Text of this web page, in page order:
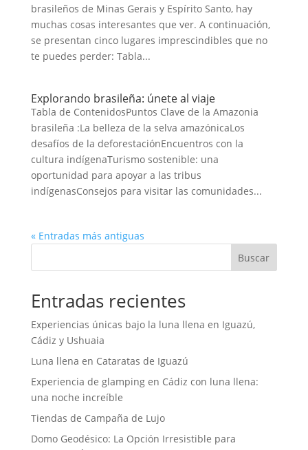
brasileños de Minas Gerais y Espírito Santo, hay
muchas cosas interesantes que ver. A continuación,
se presentan cinco lugares imprescindibles que no
te puedes perder: Tabla...
Explorando brasileña: únete al viaje
Tabla de ContenidosPuntos Clave de la Amazonia
brasileña :La belleza de la selva amazónicaLos
desafíos de la deforestaciónEncuentros con la
cultura indígenaTurismo sostenible: una
oportunidad para apoyar a las tribus
indígenasConsejos para visitar las comunidades...
« Entradas más antiguas
Buscar
Entradas recientes
Experiencias únicas bajo la luna llena en Iguazú,
Cádiz y Ushuaia
Luna llena en Cataratas de Iguazú
Experiencia de glamping en Cádiz con luna llena:
una noche increíble
Tiendas de Campaña de Lujo
Domo Geodésico: La Opción Irresistible para